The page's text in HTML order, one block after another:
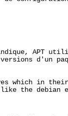
APT
d'un
which in
the debian